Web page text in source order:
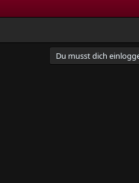
Du musst dich